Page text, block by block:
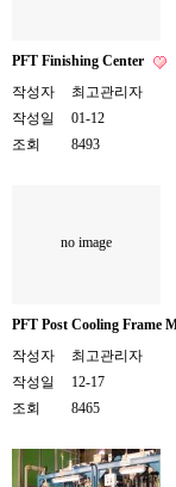
PFT Finishing Center
작성자
최고관리자
작성일
01-12
조회
8493
no image
PFT Post Cooling Frame
작성자
최고관리자
작성일
12-17
조회
8465